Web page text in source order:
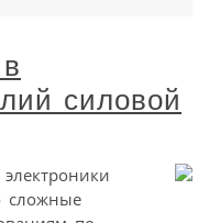
силовой
сложные